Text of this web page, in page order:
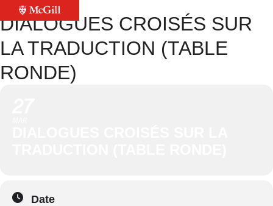
DIALOGUES CROISÉS SUR
LA TRADUCTION (TABLE
RONDE)
Date